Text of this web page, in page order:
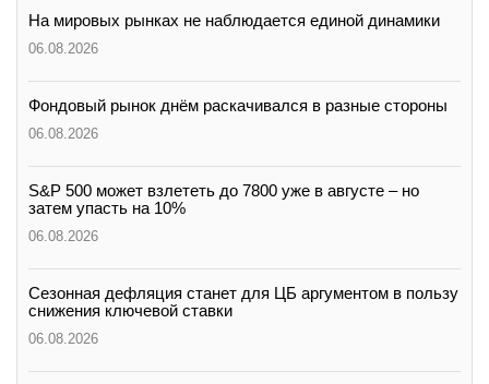
На мировых рынках не наблюдается единой динамики
06.08.2026
Фондовый рынок днём раскачивался в разные стороны
06.08.2026
S&P 500 может взлететь до 7800 уже в августе – но
затем упасть на 10%
06.08.2026
Сезонная дефляция станет для ЦБ аргументом в пользу
снижения ключевой ставки
06.08.2026